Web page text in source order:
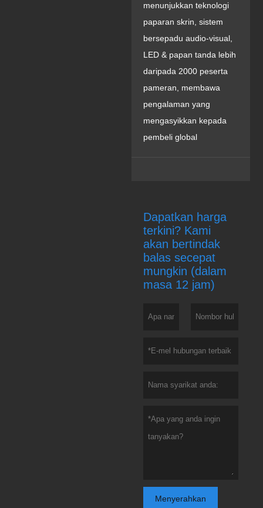
menunjukkan teknologi
paparan skrin, sistem
bersepadu audio-visual,
LED & papan tanda lebih
daripada 2000 peserta
pameran, membawa
pengalaman yang
mengasyikkan kepada
pembeli global
Dapatkan harga
terkini? Kami
akan bertindak
balas secepat
mungkin (dalam
masa 12 jam)
Menyerahkan